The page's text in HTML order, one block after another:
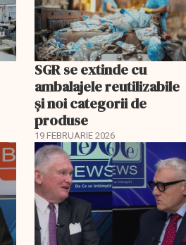
SGR se extinde cu
ambalajele reutilizabile
și noi categorii de
produse
19 FEBRUARIE 2026
EXCLUSIV